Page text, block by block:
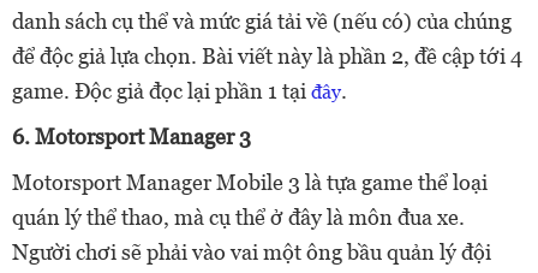
danh sách cụ thể và mức giá tải về (nếu có) của chúng
để độc giả lựa chọn. Bài viết này là phần 2, đề cập tới 4
game. Độc giả đọc lại phần 1 tại đây.
6. Motorsport Manager 3
Motorsport Manager Mobile 3 là tựa game thể loại
quán lý thể thao, mà cụ thể ở đây là môn đua xe.
Người chơi sẽ phải vào vai một ông bầu quản lý đội